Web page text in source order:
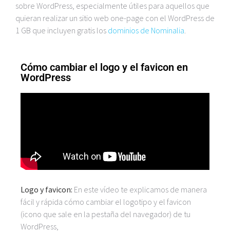
sobre WordPress, especialmente útiles para aquellos que
quieran realizar un sitio web one-page con el WordPress de
1 GB que incluyen gratis los dominios de Nominalia.
Cómo cambiar el logo y el favicon en
WordPress
Logo y favicon: En este vídeo te explicamos de manera
fácil y rápida cómo cambiar el logotipo y el favicon
(icono que sale en la pestaña del navegador) de tu
WordPress,